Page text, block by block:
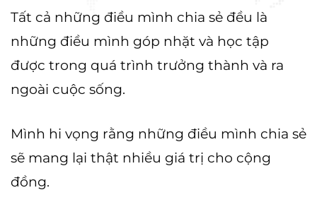
Tất cả những điều mình chia sẻ đều là
những điều mình góp nhặt và học tập
được trong quá trình trưởng thành và ra
ngoài cuộc sống.
Mình hi vọng rằng những điều mình chia sẻ
sẽ mang lại thật nhiều giá trị cho cộng
đồng.